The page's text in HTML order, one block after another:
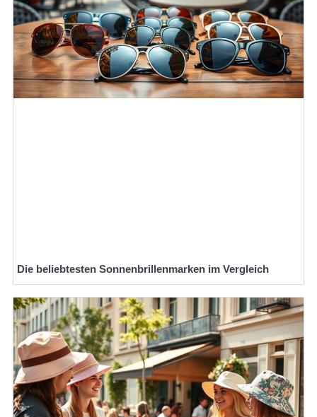
Die beliebtesten Sonnenbrillenmarken im Vergleich